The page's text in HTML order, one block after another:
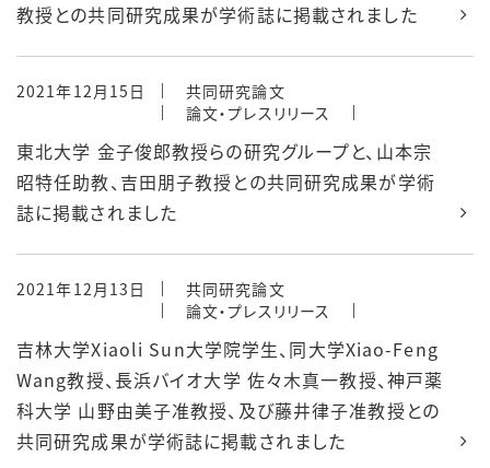
教授との共同研究成果が学術誌に掲載されました
2021年12月15日
共同研究論文
論文・プレスリリース
東北大学 金子俊郎教授らの研究グループと、山本宗
昭特任助教、吉田朋子教授との共同研究成果が学術
誌に掲載されました
2021年12月13日
共同研究論文
論文・プレスリリース
吉林大学Xiaoli Sun大学院学生、同大学Xiao-Feng
Wang教授、長浜バイオ大学 佐々木真一教授、神戸薬
科大学 山野由美子准教授、及び藤井律子准教授との
共同研究成果が学術誌に掲載されました